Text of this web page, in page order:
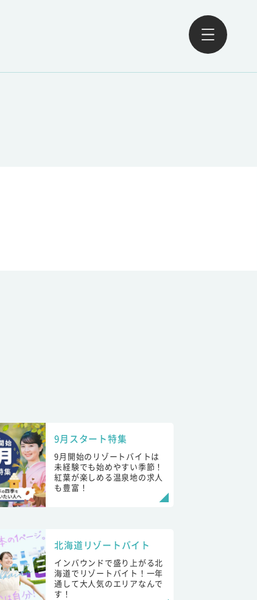
9月スタート特集
9月開始のリゾートバイトは
未経験でも始めやすい季節！
紅葉が楽しめる温泉地の求人
も豊富！
北海道リゾートバイト
インバウンドで盛り上がる北
海道でリゾートバイト！一年
通して大人気のエリアなんで
す！